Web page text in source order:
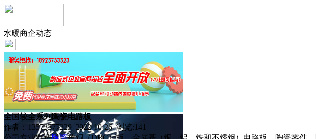
水暖商企动态
全国较全系列陶瓷电路板
作者：13573377229 2022-10-26 浏览:141
公司专业制造陶瓷覆铜（DBC）板、金属基（铜、铝、铁和不锈钢）电路板、陶瓷零件